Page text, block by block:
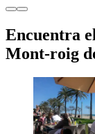
Encuentra
Mont-roig